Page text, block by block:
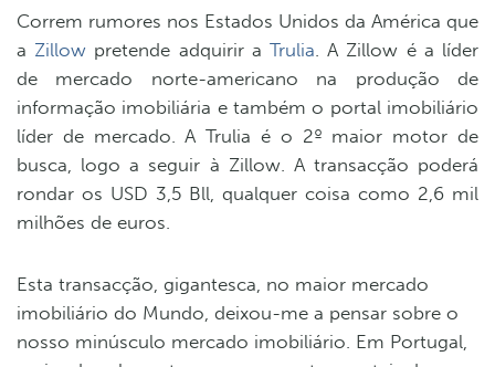
Correm rumores nos Estados Unidos da América que
a Zillow pretende adquirir aTrulia . A Zillow é a líder
de mercado norte-americano na produção de
informação imobiliária e também o portal imobiliário
líder de mercado. A Trulia é o 2º maior motor de
busca, logo a seguir à Zillow. A transacção poderá
rondar os USD 3,5 Bll, qualquer coisa como 2,6 mil
milhões de euros.
Esta transacção, gigantesca, no maior mercado
imobiliário do Mundo, deixou-me a pensar sobre o
nosso minúsculo mercado imobiliário. Em Portugal,